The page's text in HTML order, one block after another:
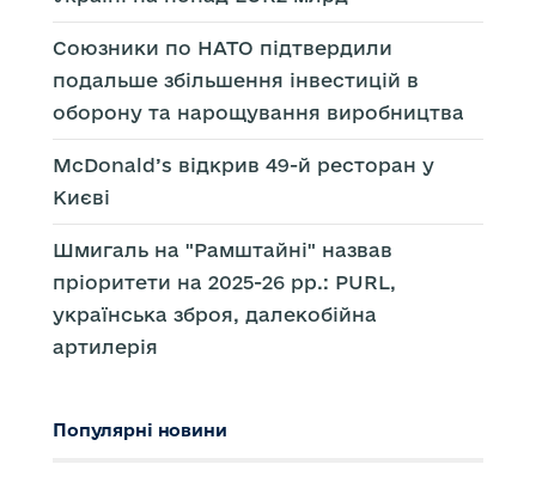
Союзники по НАТО підтвердили
подальше збільшення інвестицій в
оборону та нарощування виробництва
McDonald’s відкрив 49-й ресторан у
Києві
Шмигаль на "Рамштайні" назвав
пріоритети на 2025-26 рр.: PURL,
українська зброя, далекобійна
артилерія
Популярні новини